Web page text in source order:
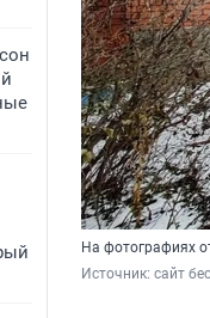
На фотографиях
Источник: сайт